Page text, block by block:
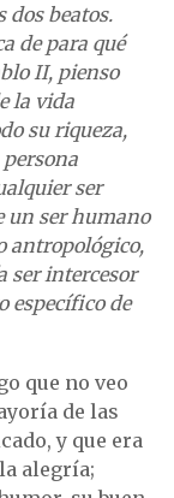
dos beatos.
de para qué
II, pienso
la vida
su riqueza,
ser
un ser humano
antropológico,
ser intercesor
específico de
que no veo
de las
y que era
alegría;